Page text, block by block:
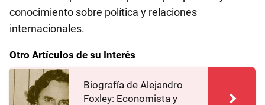
conocimiento sobre política y relaciones
internacionales.
Otro Artículos de su Interés
Biografía de Alejandro
Foxley: Economista y